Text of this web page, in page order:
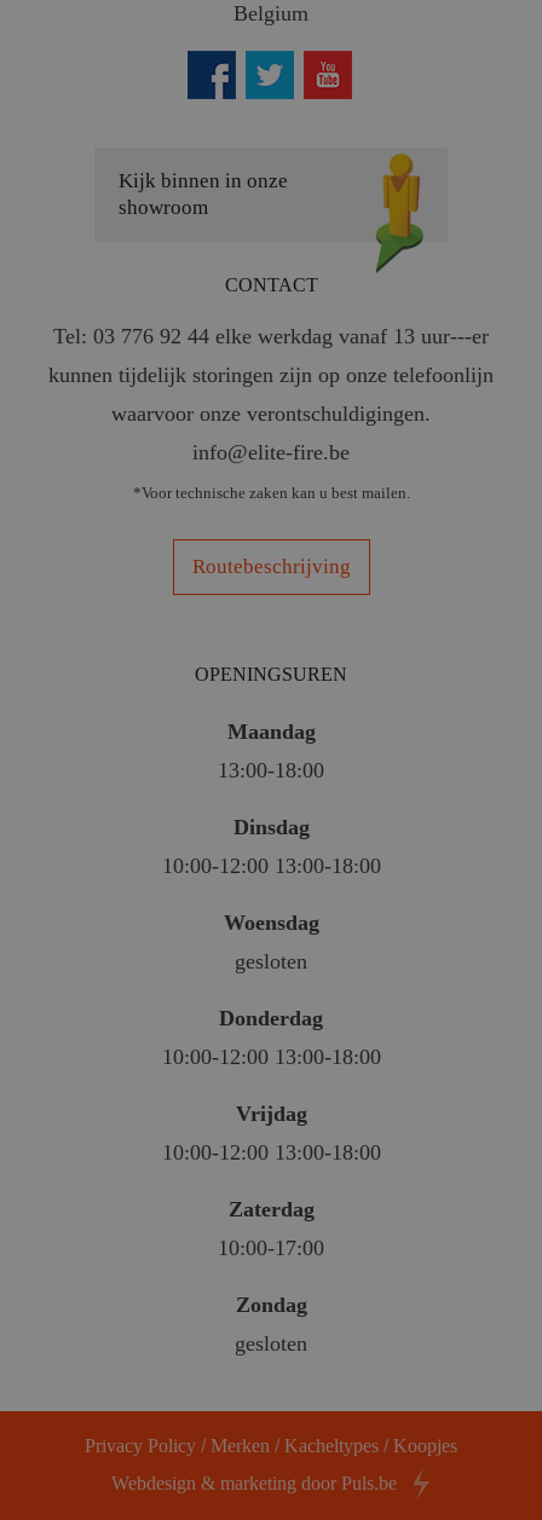
Belgium
Kijk binnen in onze
showroom
CONTACT
Tel: 03 776 92 44 elke werkdag vanaf 13 uur---er
kunnen tijdelijk storingen zijn op onze telefoonlijn
waarvoor onze verontschuldigingen.
info@elite-fire.be
*Voor technische zaken kan u best mailen.
Routebeschrijving
OPENINGSUREN
Maandag
13:00-18:00
Dinsdag
10:00-12:00 13:00-18:00
Woensdag
gesloten
Donderdag
10:00-12:00 13:00-18:00
Vrijdag
10:00-12:00 13:00-18:00
Zaterdag
10:00-17:00
Zondag
gesloten
Privacy Policy / Merken / Kacheltypes / Koopjes
Webdesign & marketing door Puls.be